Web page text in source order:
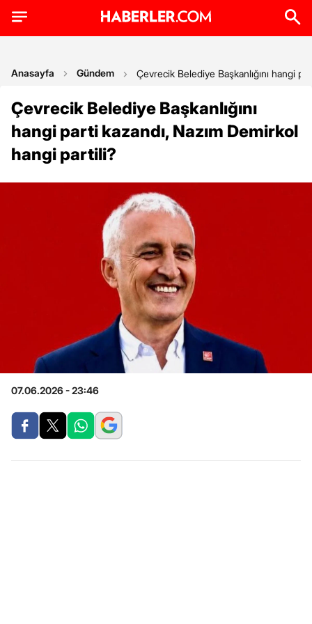
Anasayfa Gündem Çevrecik Belediye Başkanlığını hangi
Çevrecik Belediye Başkanlığını
hangi parti kazandı, Nazım Demirkol
hangi partili?
07.06.2026 - 23:46